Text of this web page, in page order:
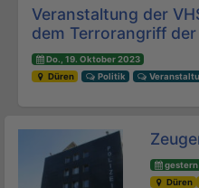
Veranstaltung der
dem Terrorangriff der
Do., 19. Oktober 2023
Düren
Politik
Düren